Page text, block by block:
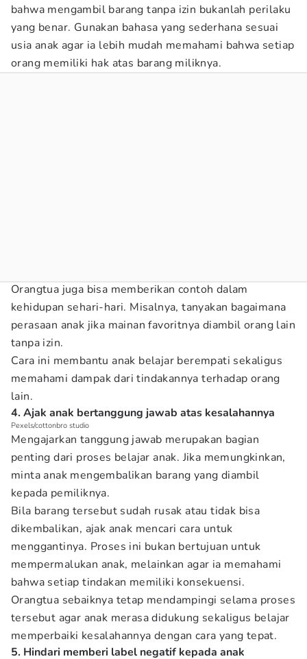
bahwa mengambil barang tanpa izin bukanlah perilaku
yang benar. Gunakan bahasa yang sederhana sesuai
usia anak agar ia lebih mudah memahami bahwa setiap
orang memiliki hak atas barang miliknya.
Orangtua juga bisa memberikan contoh dalam
kehidupan sehari-hari. Misalnya, tanyakan bagaimana
perasaan anak jika mainan favoritnya diambil orang lain
tanpa izin.
Cara ini membantu anak belajar berempati sekaligus
memahami dampak dari tindakannya terhadap orang
lain.
4. Ajak anak bertanggung jawab atas kesalahannya
Pexels/cottonbro studio
Mengajarkan tanggung jawab merupakan bagian
penting dari proses belajar anak. Jika memungkinkan,
minta anak mengembalikan barang yang diambil
kepada pemiliknya.
Bila barang tersebut sudah rusak atau tidak bisa
dikembalikan, ajak anak mencari cara untuk
menggantinya. Proses ini bukan bertujuan untuk
mempermalukan anak, melainkan agar ia memahami
bahwa setiap tindakan memiliki konsekuensi.
Orangtua sebaiknya tetap mendampingi selama proses
tersebut agar anak merasa didukung sekaligus belajar
memperbaiki kesalahannya dengan cara yang tepat.
5. Hindari memberi label negatif kepada anak